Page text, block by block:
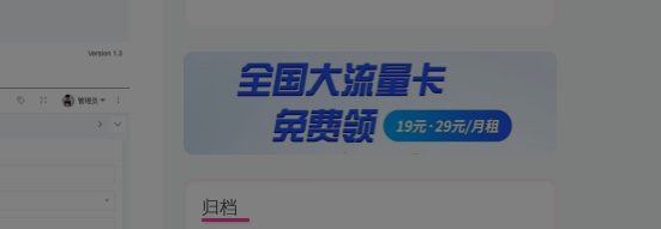
归档